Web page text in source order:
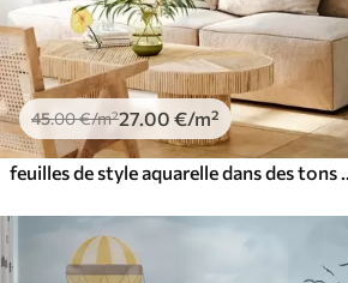
45.00€/m²27.00 €/m²